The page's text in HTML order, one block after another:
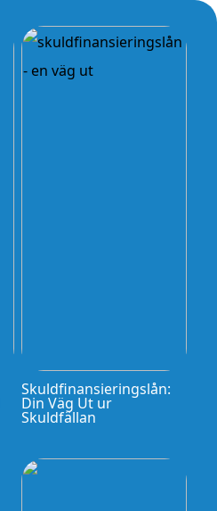
Skuldfinansieringslån:
Din Väg Ut ur
Skuldfällan